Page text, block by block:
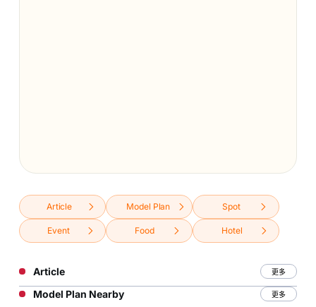
Article Model Plan Spot
Event Food Hotel
Article 更多
Model Plan Nearby 更多